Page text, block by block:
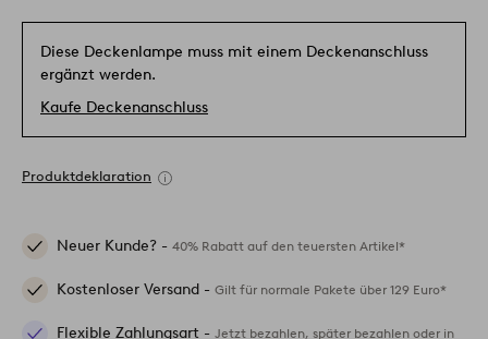
Diese Deckenlampe muss mit einem Deckenanschluss
ergänzt werden.
Kaufe Deckenanschluss
Produktdeklaration
Neuer Kunde? - 40% Rabatt auf den teuersten Artikel*
Kostenloser Versand - Gilt für normale Pakete über 129 Euro*
Flexible Zahlungsart - Jetzt bezahlen, später bezahlen oder in